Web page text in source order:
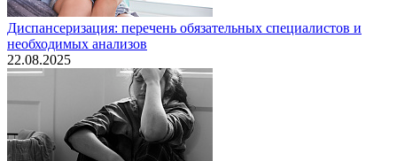
Диспансеризация: перечень обязательных специалистов и
необходимых анализов
22.08.2025